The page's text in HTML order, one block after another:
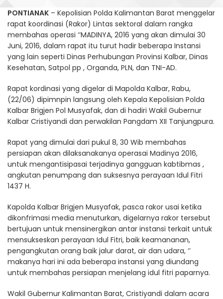
PONTIANAK – Kepolisian Polda Kalimantan Barat menggelar
rapat koordinasi (Rakor) Lintas sektoral dalam rangka
membahas operasi ‘’MADINYA, 2016 yang akan dimulai 30
Juni, 2016, dalam rapat itu turut hadir beberapa Instansi
yang lain seperti Dinas Perhubungan Provinsi Kalbar, Dinas
Kesehatan, Satpol pp , Organda, PLN, dan TNI-AD.
Rapat kordinasi yang digelar di Mapolda Kalbar, Rabu,
(22/06) dipimnpin langsung oleh Kepala Kepolisian Polda
Kalbar Brigjen Pol Musyafak, dan di hadiri Wakil Gubernur
Kalbar Cristiyandi dan perwakilan Pangdam XII Tanjungpura.
Rapat yang dimulai dari pukul 8, 30 Wib membahas
persiapan akan dilaksanakanya operasai Madinya 2016,
untuk mengantisipasai terjadinya gangguan kabtibmas ,
angkutan penumpang dan suksesnya perayaan Idul Fitri
1437 H.
Kapolda Kalbar Brigjen Musyafak, pasca rakor usai ketika
dikonfrimasi media menuturkan, digelarnya rakor tersebut
bertujuan untuk mensinergikan antar instansi terkait untuk
mensukseskan perayaan Idul Fitri, baik keamananan,
pengangkutan orang baik jalur darat, air dan udara, ‘’
makanya hari ini ada beberapa instansi yang diundang
untuk membahas persiapan menjelang idul fitri paparnya.
Wakil Gubernur Kalimantan Barat, Cristiyandi dalam acara